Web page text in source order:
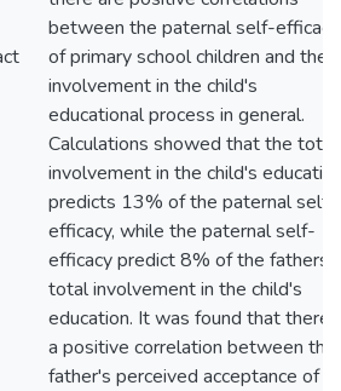
between the paternal self-efficacy
of primary school children and their
involvement in the child's
educational process in general.
Calculations showed that the total
involvement in the child's
predicts 13% of the paternal self-
efficacy, while the paternal self-
efficacy predict 8% of the fathers'
total involvement in the child's
education. It was found that there
a positive correlation between the
father's perceived acceptance of